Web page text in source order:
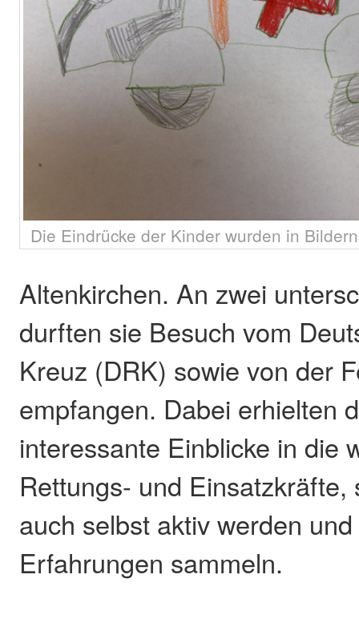
Die Eindrücke der Kinder wurden in
Altenkirchen. An zwei
durften sie Besuch vom
Kreuz (DRK) sowie von der
empfangen. Dabei erhielten
interessante Einblicke in die
Rettungs- und Einsatzkräfte,
auch selbst aktiv werden
Erfahrungen sammeln.